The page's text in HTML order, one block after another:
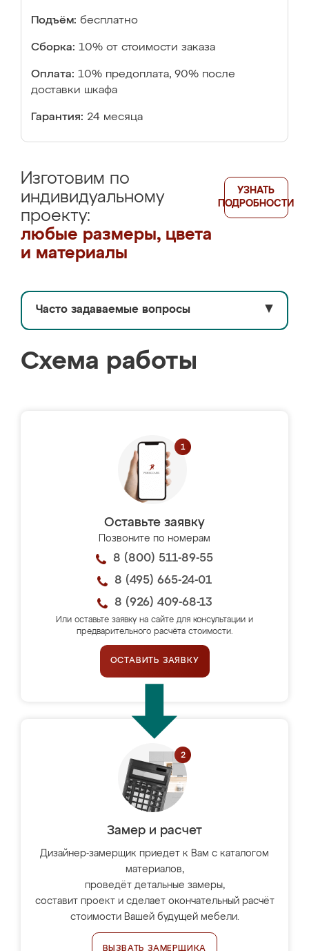
Подъём: бесплатно
Сборка: 10% от стоимости заказа
Оплата: 10% предоплата, 90% после
доставки шкафа
Гарантия: 24 месяца
Изготовим по
индивидуальному
проекту:
любые размеры, цвета
и материалы
УЗНАТЬ
ПОДРОБНОСТИ
Часто задаваемые вопросы ▼
Схема работы
Оставьте заявку
Позвоните по номерам
8 (800) 511-89-55
8 (495) 665-24-01
8 (926) 409-68-13
Или оставьте заявку на сайте для консультации и
предварительного расчёта стоимости.
ОСТАВИТЬ ЗАЯВКУ
Замер и расчет
Дизайнер-замерщик приедет к Вам с каталогом
материалов,
проведёт детальные замеры,
составит проект и сделает окончательный расчёт
стоимости Вашей будущей мебели.
ВЫЗВАТЬ ЗАМЕРЩИКА